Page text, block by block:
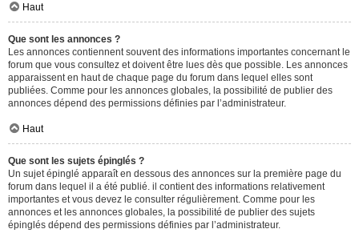
Haut
Que sont les annonces ?
Les annonces contiennent souvent des informations importantes concernant le
forum que vous consultez et doivent être lues dès que possible. Les annonces
apparaissent en haut de chaque page du forum dans lequel elles sont
publiées. Comme pour les annonces globales, la possibilité de publier des
annonces dépend des permissions définies par l’administrateur.
Haut
Que sont les sujets épinglés ?
Un sujet épinglé apparaît en dessous des annonces sur la première page du
forum dans lequel il a été publié. il contient des informations relativement
importantes et vous devez le consulter régulièrement. Comme pour les
annonces et les annonces globales, la possibilité de publier des sujets
épinglés dépend des permissions définies par l’administrateur.